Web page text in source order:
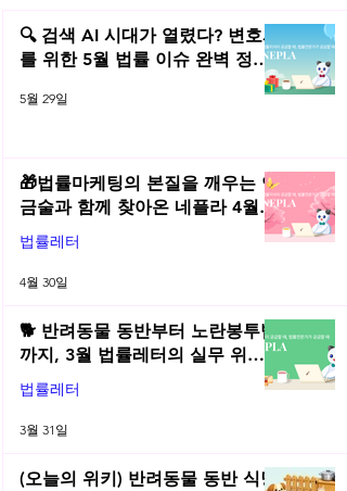
처리위탁
🔍 검색 AI 시대가 열렸다? 변호사
를 위한 5월 법률 이슈 완벽 정리 |
5월 29일
🎁법률마케팅의 본질을 깨우는 연
금술과 함께 찾아온 네플라 4월
법률레터
법률레터
4월 30일
🐕 반려동물 동반부터 노란봉투법
까지, 3월 법률레터의 실무 위키
총정리! | 2026년 3월 네플라 법률
레터
법률레터
3월 31일
(오늘의 위키) 반려동물 동반 식당